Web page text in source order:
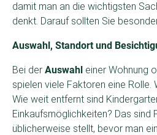
damit man an die wichtigsten
denkt. Darauf sollten Sie
Auswahl, Standort und
Bei der Auswahl einer Wohnung
spielen viele Faktoren eine Rolle.
Wie weit entfernt sind
Einkaufsmöglichkeiten? Das sind
üblicherweise stellt, bevor man